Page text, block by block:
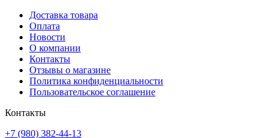
Доставка товара
Оплата
Новости
О компании
Контакты
Отзывы о магазине
Политика конфиденциальности
Пользовательское соглашение
Контакты
+7 (980) 382-44-13